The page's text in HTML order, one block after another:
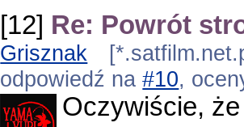
[12] Re: Powrót
Grisznak
odpowiedź na#10,
Oczywiście,